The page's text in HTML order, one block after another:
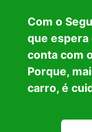
Com o
que espera
conta com
Porque,
carro, é